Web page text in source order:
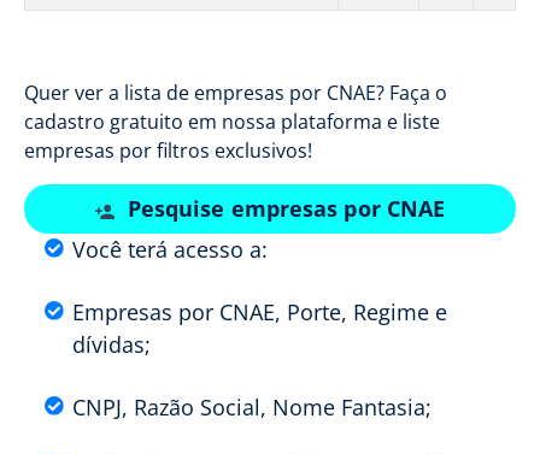
Quer ver a lista de empresas por CNAE? Faça o
cadastro gratuito em nossa plataforma e liste
empresas por filtros exclusivos!
Pesquise empresas por CNAE
Você terá acesso a:
Empresas por CNAE, Porte, Regime e
dívidas;
CNPJ, Razão Social, Nome Fantasia;